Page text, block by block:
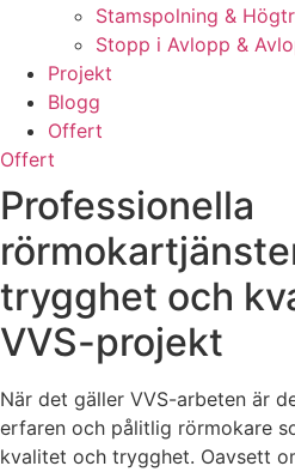
Stamspolning &
Stopp i Avlopp &
Projekt
Blogg
Offert
Offert
Professionella
trygghet och
VVS-projekt
När det gäller VVS-arbeten är
erfaren och pålitlig rörmokare
kvalitet och trygghet. Oavsett